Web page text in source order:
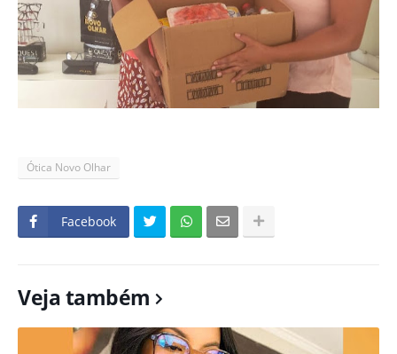
Ótica Novo Olhar
Facebook
Veja também